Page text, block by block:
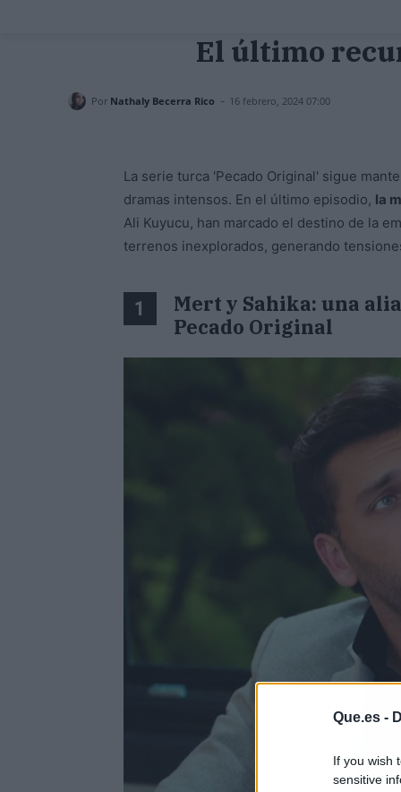
Que.es -
If you wish
sensitive
El último
Por Nathaly Becerra Rico - 16 febrero, 2024 07:00
La serie turca 'Pecado Original' sigue
dramas intensos. En el último episodio, la
Ali Kuyucu, han marcado el destino de la
terrenos inexplorados, generando
1
Mert y Sahika: una
Pecado Original